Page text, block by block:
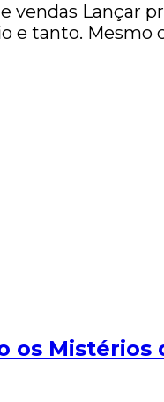
vendas Lançar
e tanto.
Mistérios